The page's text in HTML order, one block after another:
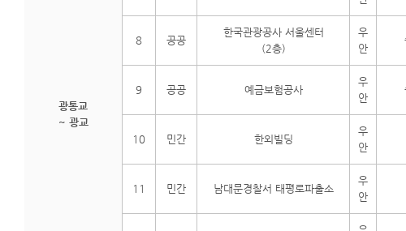
광통교
~ 광교
8 공공
한국관광공사 서울센터
(2층)
우
안
9 공공 예금보험공사
우
안
10 민간 한외빌딩
우
안
11 민간 남대문경찰서 태평로파출소
우
안